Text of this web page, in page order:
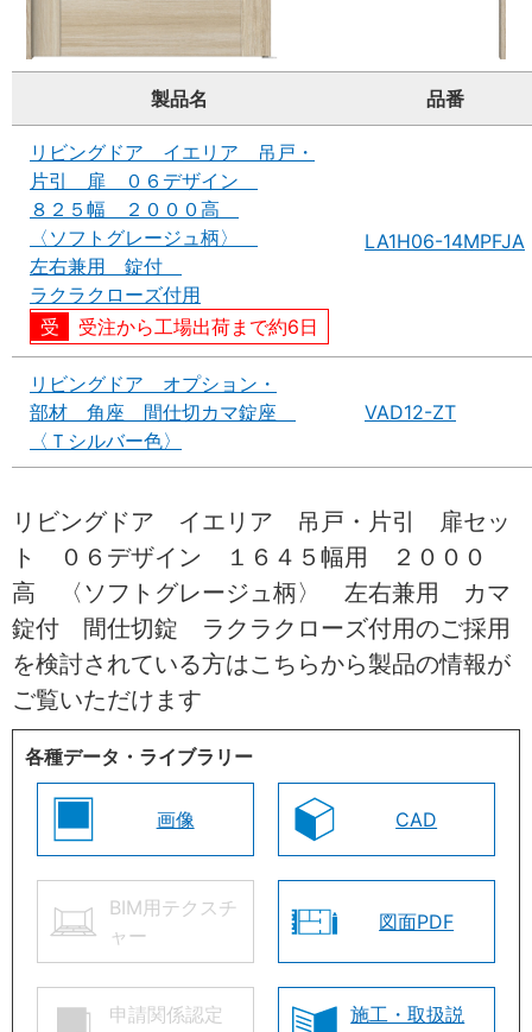
製品名 品番
リビングドア イエリア 吊戸・
片引 扉 ０６デザイン
８２５幅 ２０００高
〈ソフトグレージュ柄〉
左右兼用 錠付
ラクラクローズ付用
受注から工場出荷まで約6日
LA1H06-14MPFJA
リビングドア オプション・
部材 角座 間仕切カマ錠座
〈Ｔシルバー色〉
VAD12-ZT
リビングドア イエリア 吊戸・片引 扉セッ
ト ０６デザイン １６４５幅用 ２０００
高 〈ソフトグレージュ柄〉 左右兼用 カマ
錠付 間仕切錠 ラクラクローズ付用のご採用
を検討されている方はこちらから製品の情報が
ご覧いただけます
各種データ・ライブラリー
画像 CAD
BIM用テクスチ
ャー
図面PDF
申請関係認定
施工・取扱説